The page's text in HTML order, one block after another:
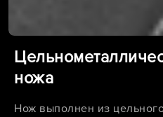
ножа
Нож выполнен из